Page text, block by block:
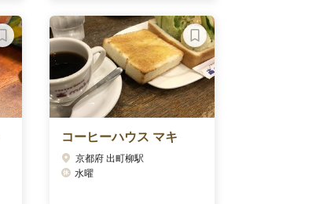
コーヒーハウス マキ
京都府 出町柳駅
水曜